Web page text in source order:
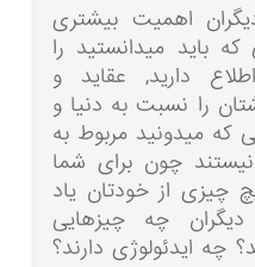
دیگران اهمیت بیشتری
باید میدانستید را
دارید, عقاید و
را نسبت به دنیا و
که میدونید مربوط به
چون برای شما
چیزی از خودتان یاد
دیگران چه چیزهایی
چه ایدئولوژی دارند؟